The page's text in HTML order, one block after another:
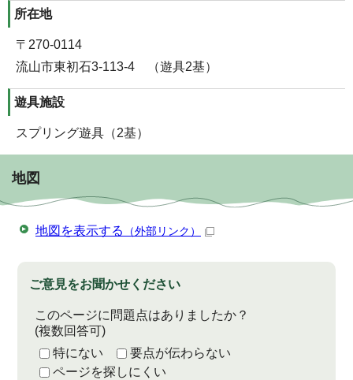
所在地
〒270-0114
流山市東初石3-113-4 （遊具2基）
遊具施設
スプリング遊具（2基）
地図
地図を表示する （外部リンク）
ご意見をお聞かせください
このページに問題点はありましたか？
(複数回答可)
特にない
要点が伝わらない
ページを探しにくい